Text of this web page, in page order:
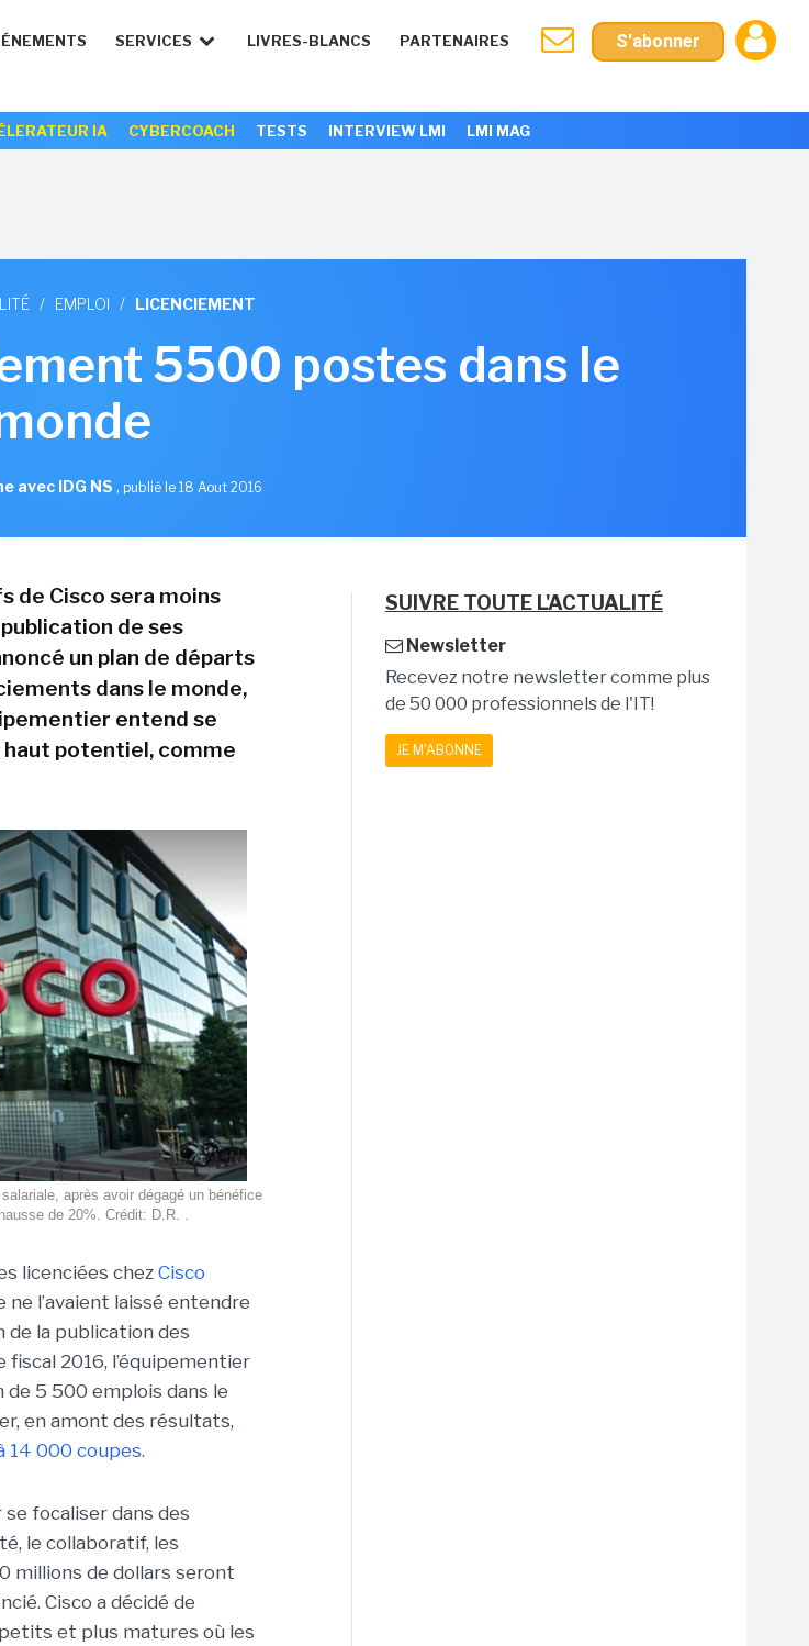
SERVICES LIVRES-BLANCS PARTENAIRES S'abonner
IA CYBERCOACH TESTS INTERVIEW LMI LMI MAG
/ EMPLOI / LICENCIEMENT
5500 postes dans le
avec IDG NS , publié le 18 Aout 2016
de Cisco sera moins
de ses
un plan de départs
dans le monde,
entend se
potentiel, comme
après avoir dégagé un bénéfice
de 20%. Crédit: D.R. .
licenciées chezCisco
l’avaient laissé entendre
de la publication des
2016, l’équipementier
de 5 500 emplois dans le
en amont des résultats,
14 000 coupes.
focaliser dans des
le collaboratif, les
millions de dollars seront
Cisco a décidé de
et plus matures où les
SUIVRE TOUTE L'ACTUALITÉ
Newsletter
Recevez notre newsletter comme plus
de 50 000 professionnels de l'IT!
JE M'ABONNE